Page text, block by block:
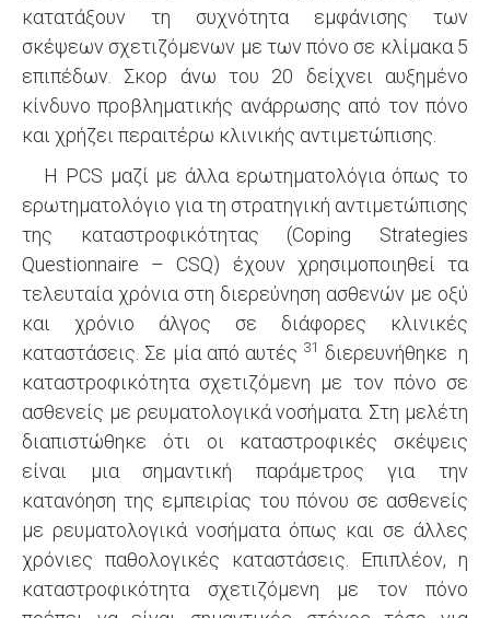
κατατάξουν τη συχνότητα εμφάνισης των
σκέψεων σχετιζόμενων με των πόνο σε κλίμακα 5
επιπέδων. Σκορ άνω του 20 δείχνει αυξημένο
κίνδυνο προβληματικής ανάρρωσης από τον πόνο
και χρήζει περαιτέρω κλινικής αντιμετώπισης.
Η PCS μαζί με άλλα ερωτηματολόγια όπως το
ερωτηματολόγιο για τη στρατηγική αντιμετώπισης
της καταστροφικότητας (Coping Strategies
Questionnaire – CSQ) έχουν χρησιμοποιηθεί τα
τελευταία χρόνια στη διερεύνηση ασθενών με οξύ
και χρόνιο άλγος σε διάφορες κλινικές
καταστάσεις. Σε μία από αυτές 31 διερευνήθηκε η
καταστροφικότητα σχετιζόμενη με τον πόνο σε
ασθενείς με ρευματολογικά νοσήματα. Στη μελέτη
διαπιστώθηκε ότι οι καταστροφικές σκέψεις
είναι μια σημαντική παράμετρος για την
κατανόηση της εμπειρίας του πόνου σε ασθενείς
με ρευματολογικά νοσήματα όπως και σε άλλες
χρόνιες παθολογικές καταστάσεις. Επιπλέον, η
καταστροφικότητα σχετιζόμενη με τον πόνο